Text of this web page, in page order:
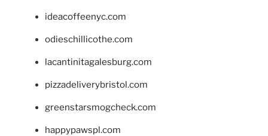
ideacoffeenyc.com
odieschillicothe.com
lacantinitagalesburg.com
pizzadeliverybristol.com
greenstarsmogcheck.com
happypawspl.com